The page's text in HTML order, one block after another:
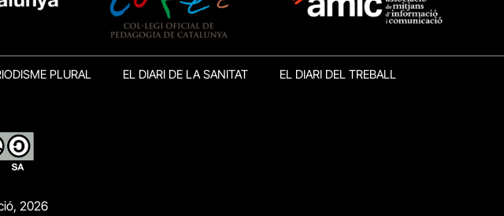
PLURAL EL DIARI DE LA SANITAT EL DIARI DEL TREBALL
2026